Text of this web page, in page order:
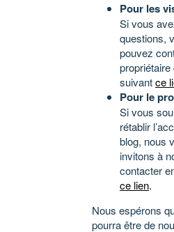
Pour les
Si vous
questions,
pouvez
propriétaire
suivantce
Pour le
Si vous
rétablir
blog, nous
invitons à
contacter
ce lien.
Nous espérons
pourra être de